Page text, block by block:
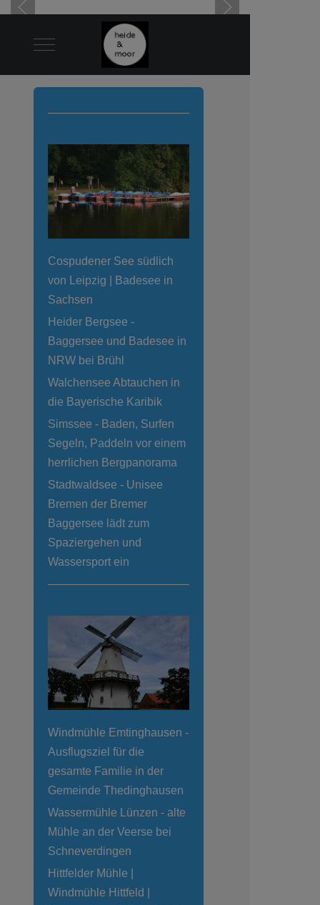
Mobile Menu Toggle
Cospudener See südlich
von Leipzig | Badesee in
Sachsen
Heider Bergsee -
Baggersee und Badesee in
NRW bei Brühl
Walchensee Abtauchen in
die Bayerische Karibik
Simssee - Baden, Surfen
Segeln, Paddeln vor einem
herrlichen Bergpanorama
Stadtwaldsee - Unisee
Bremen der Bremer
Baggersee lädt zum
Spaziergehen und
Wassersport ein
Windmühle Emtinghausen -
Ausflugsziel für die
gesamte Familie in der
Gemeinde Thedinghausen
Wassermühle Lünzen - alte
Mühle an der Veerse bei
Schneverdingen
Hittfelder Mühle |
Windmühle Hittfeld |